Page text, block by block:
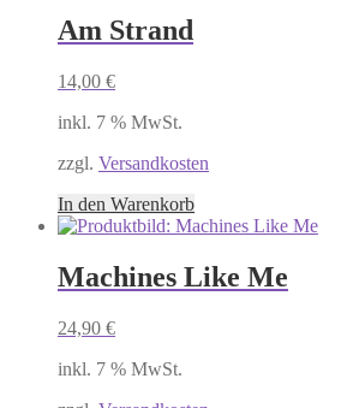
Am Strand
14,00 €
inkl. 7 % MwSt.
zzgl. Versandkosten
In den Warenkorb
Machines Like Me
24,90 €
inkl. 7 % MwSt.